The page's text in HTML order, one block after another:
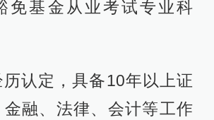
免基金从业考试专业科
认定，具备10年以上证
融、法律、会计等工作